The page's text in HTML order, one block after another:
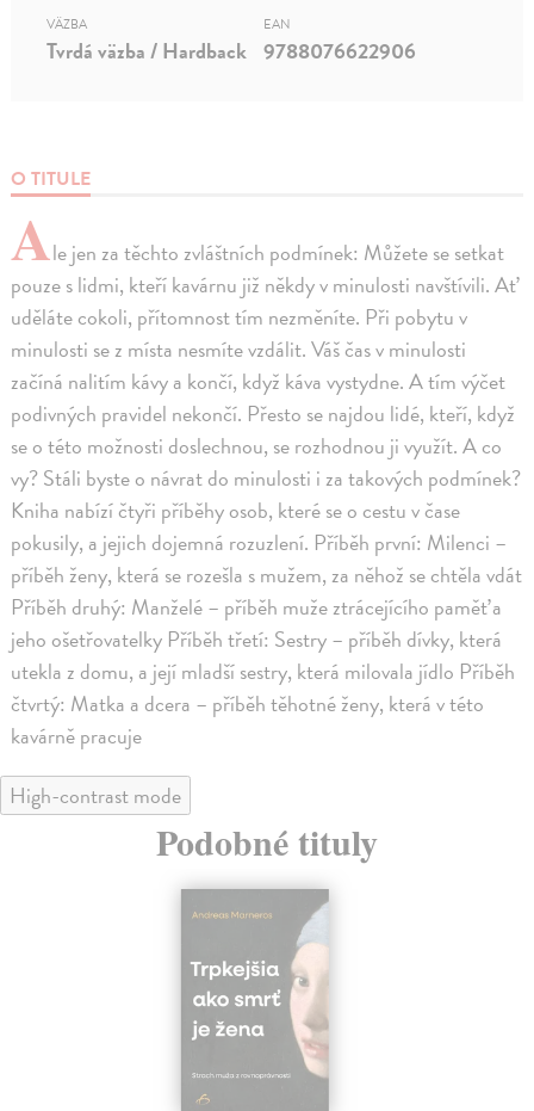
O TITULE
Ale jen za těchto zvláštních podmínek: Můžete se setkat
pouze s lidmi, kteří kavárnu již někdy v minulosti navštívili. Ať
uděláte cokoli, přítomnost tím nezměníte. Při pobytu v
minulosti se z místa nesmíte vzdálit. Váš čas v minulosti
začíná nalitím kávy a končí, když káva vystydne. A tím výčet
podivných pravidel nekončí. Přesto se najdou lidé, kteří, když
se o této možnosti doslechnou, se rozhodnou ji využít. A co
vy? Stáli byste o návrat do minulosti i za takových podmínek?
Kniha nabízí čtyři příběhy osob, které se o cestu v čase
pokusily, a jejich dojemná rozuzlení. Příběh první: Milenci –
příběh ženy, která se rozešla s mužem, za něhož se chtěla vdát
Příběh druhý: Manželé – příběh muže ztrácejícího paměť a
jeho ošetřovatelky Příběh třetí: Sestry – příběh dívky, která
utekla z domu, a její mladší sestry, která milovala jídlo Příběh
čtvrtý: Matka a dcera – příběh těhotné ženy, která v této
kavárně pracuje
VÄZBA
Tvrdá väzba / Hardback
EAN
9788076622906
High-contrast mode
Podobné tituly